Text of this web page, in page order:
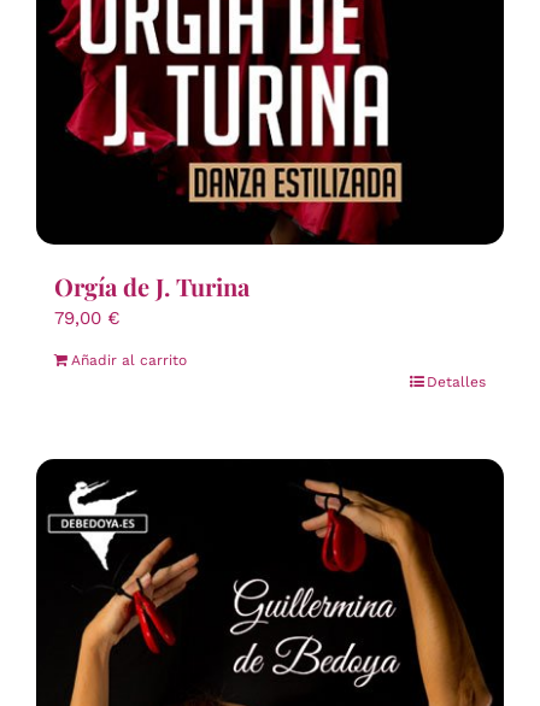
Orgía de J. Turina
79,00 €
Añadir al carrito
Detalles